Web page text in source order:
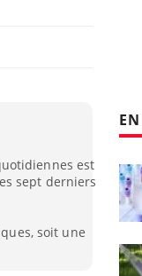
est
sept derniers
soit une
colorectal : une
simple aurait